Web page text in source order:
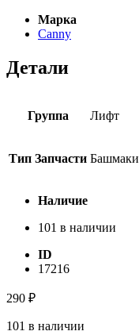
Марка
Canny
Детали
Группа Лифт
Тип Запчасти Башмаки
Наличие
101 в наличии
ID
17216
290 ₽
101 в наличии